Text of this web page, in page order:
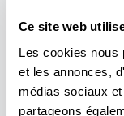
Ce site web
Les cookies nous
et les annonces,
médias sociaux
partageons
Other
Tous les